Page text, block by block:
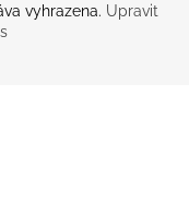
vyhrazena. Upravit